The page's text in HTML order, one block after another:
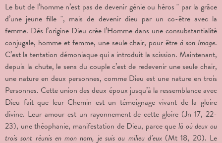
Le but de l’homme n’est pas de devenir génie ou héros " par la grâce
d’une jeune fille ", mais de devenir dieu par un co-être avec la
femme. Dès l’origine Dieu crée l’Homme dans une consubstantialité
conjugale, homme et femme, une seule chair, pour êtreà son Image.
C’est la tentation démoniaque qui a introduit la scission. Maintenant,
depuis la chute, le sens du couple c’est de redevenir une seule chair,
une nature en deux personnes, comme Dieu est une nature en trois
Personnes. Cette union des deux époux jusqu’à la ressemblance avec
Dieu fait que leur Chemin est un témoignage vivant de la gloire
divine. Leur amour est un rayonnement de cette gloire (Jn 17, 22-
23), une théophanie, manifestation de Dieu, parce quelà où deux ou
trois sont réunis en mon nom, je suis au milieu d’eux(Mt 18, 20). Le